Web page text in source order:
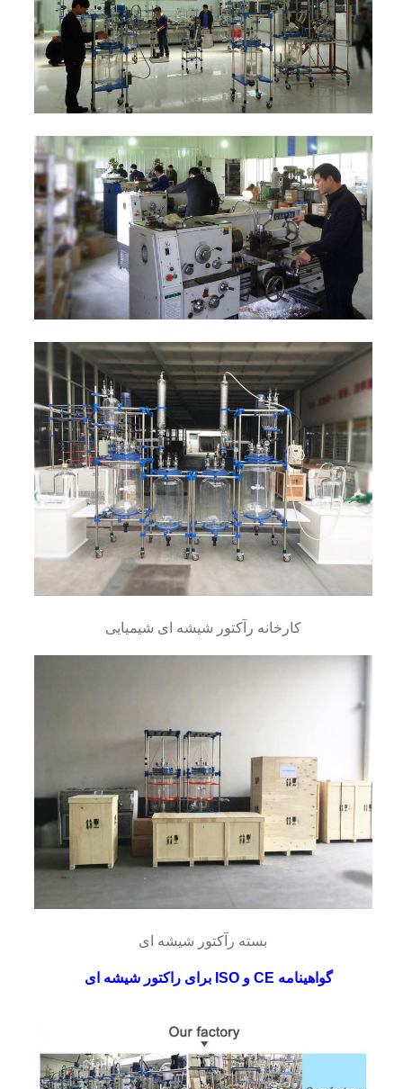
کارخانه رآکتور شیشه ای شیمیایی
بسته رآکتور شیشه ای
گواهینامه CE و ISO برای راکتور شیشه ای